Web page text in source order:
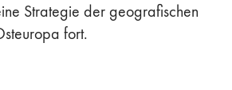
Strategie der geografischen
fort.